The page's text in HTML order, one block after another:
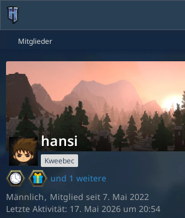
Mitglieder
hansi
Kweebec
und 1 weitere
Männlich
Mitglied seit 7. Mai 2022
Letzte Aktivität: 17. Mai 2026 um 20:54